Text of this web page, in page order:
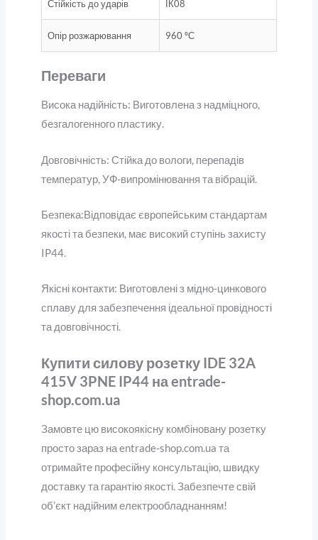
Стійкість до ударів ІК08
Опір розжарювання 960 ºС
Переваги
Висока надійність: Виготовлена з надміцного,
безгалогенного пластику.
Довговічність: Стійка до вологи, перепадів
температур, УФ-випромінювання та вібрацій.
Безпека:Відповідає європейським стандартам
якості та безпеки, має високий ступінь захисту
IP44.
Якісні контакти: Виготовлені з мідно-цинкового
сплаву для забезпечення ідеальної провідності
та довговічності.
Купити силову розетку IDE 32A
415V 3PNE IP44 на entrade-
shop.com.ua
Замовте цю високоякісну комбіновану розетку
просто зараз на entrade-shop.com.ua та
отримайте професійну консультацію, швидку
доставку та гарантію якості. Забезпечте свій
об’єкт надійним електрообладнанням!